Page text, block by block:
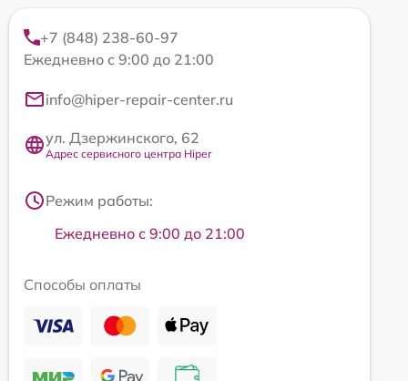
+7 (848) 238-60-97
Ежедневно с 9:00 до 21:00
info@hiper-repair-center.ru
ул. Дзержинского, 62
Адрес сервисного центра Hiper
Режим работы:
Ежедневно с 9:00 до 21:00
Способы оплаты